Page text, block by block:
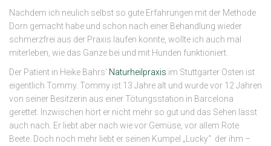
Nachdem ich neulich selbst so gute Erfahrungen mit der Methode
Dorn gemacht habe und schon nach einer Behandlung wieder
schmerzfrei aus der Praxis laufen konnte, wollte ich auch mal
miterleben, wie das Ganze bei und mit Hunden funktioniert.
Der Patient in Heike Bahrs‘ Naturheilpraxis im Stuttgarter Osten ist
eigentlich Tommy. Tommy ist 13 Jahre alt und wurde vor 12 Jahren
von seiner Besitzerin aus einer Tötungsstation in Barcelona
gerettet. Inzwischen hört er nicht mehr so gut und das Sehen lässt
auch nach. Er liebt aber nach wie vor Gemüse, vor allem Rote
Beete. Doch noch mehr liebt er seinen Kumpel „Lucky“ der ihm –